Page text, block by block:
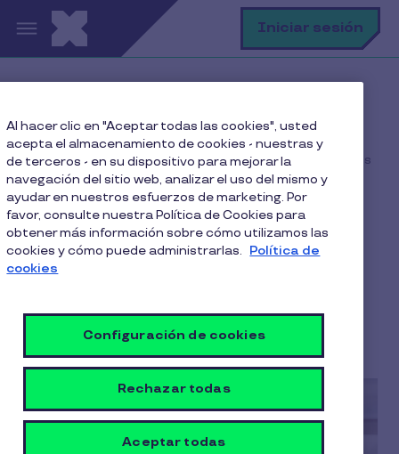
Pasar al contenido principal Iniciar sesión
Beneficios Corporativos
Cómo mejorar tu estrategia de beneficios corporativos
Cómo mejorar tu
estrategia de beneficios
corporativos
9 Min de Lectura
Al hacer clic en "Aceptar todas las cookies", usted
acepta el almacenamiento de cookies - nuestras y
de terceros - en su dispositivo para mejorar la
navegación del sitio web, analizar el uso del mismo y
ayudar en nuestros esfuerzos de marketing. Por
favor, consulte nuestra Política de Cookies para
obtener más información sobre cómo utilizamos las
cookies y cómo puede administrarlas. Política de
cookies
Configuración de cookies
Rechazar todas
Aceptar todas